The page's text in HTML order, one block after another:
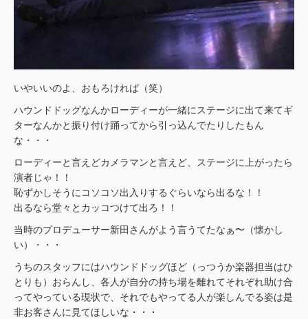
いやいいのよ、おもろければ（笑）
ハウンドドッグなんかローディーが一緒にステージに出て来てギ
ターなんかと振り付け踊ってから引っ込んでたりしたもん
な・・・
ローディーと言えどカメラマンと言えど、ステージに上がったら
演者じゃ！！
恥ずかしそうにコソコソ出入りするぐらいなら出るな！！
出るなら堂々とカッコつけて出ろ！！
当時のプロデューサー新田さんがよう言うてたなぁ〜（懐かし
い）・・・
うちのスタッフにはハウンドドッグほど（っつうか楽器担当はひ
とりも）おらんし、各人が自分の持ち場を離れてそれぞれ助け合
ってやっている現状で、それでもやってる人が楽しんでる姿は是
非お客さんに見てほしいな・・・